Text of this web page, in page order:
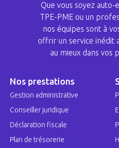
Que vous soyez
TPE-PME ou un
nos équipes sont à
offrir un service inédit
au mieux dans vos
Nos prestations
Gestion administrative
Conseiller juridique
Déclaration fiscale
Plan de trésorerie